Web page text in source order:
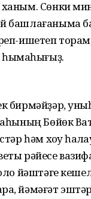
Сөнки
башлағаныма
ишетеп торам,
бирмәйҙәр,
Бөйөк
һәм хоҡуҡ
рәйесе
йәштәге
йәмәғәт